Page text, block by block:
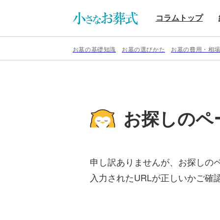
コラムトップ
お墓の基礎知識 お墓の選びかた お墓の費用・相
お探しの
申し訳ありませんが、お探しの
入力されたURLが正しいかご確